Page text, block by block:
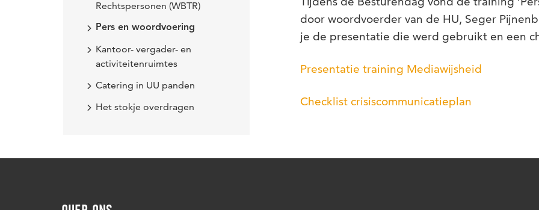
Rechtspersonen (WBTR)
Pers en woordvoering
Kantoor- vergader- en
activiteitenruimtes
Catering in UU panden
Het stokje overdragen
door woordvoerder van de HU, Seger
je de presentatie die werd gebruikt en een
Presentatie training Mediawijsheid
Checklist crisiscommunicatieplan